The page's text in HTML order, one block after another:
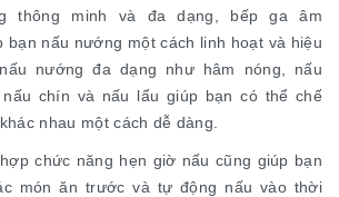
thông minh và đa dạng, bếp ga âm
bạn nấu nướng một cách linh hoạt và hiệu
nướng đa dạng như hâm nóng, nấu
chín và nấu lẩu giúp bạn có thể chế
nhau một cách dễ dàng.
chức năng hẹn giờ nấu cũng giúp bạn
món ăn trước và tự động nấu vào thời